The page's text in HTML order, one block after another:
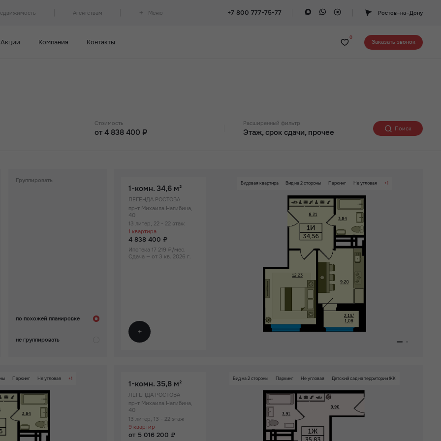
Агентствам Меню +7 800 777-75-77 Ростов–на–Дону
Акции Компания Контакты
0
Заказать звонок
Стоимость
от 4 838 400 ₽
Точная стоимость
4 838 400 5 411 520
Расширенный фильтр
Этаж, срок сдачи, прочее
Кварталы
Кварталы
4
Терраса
Видовая квартира
Собственный спортзал в
Поиск
Группировать
по похожей планировке
не группировать
1-комн. 34,6 м²
ЛЕГЕНДА РОСТОВА
пр-т Михаила Нагибина,
40
13 литер, 22 - 22 этаж
1 квартира
4 838 400 ₽
Ипотека 17 219 ₽/мес.
Сдача — от 3 кв. 2026 г.
+1
Видовая квартира Вид на 2 стороны Паркинг Не угловая
Детский сад на территории ЖК
+1
Паркинг Не угловая
ЖК
1-комн. 35,8 м²
ЛЕГЕНДА РОСТОВА
пр-т Михаила Нагибина,
40
13 литер, 13 - 22 этаж
9 квартир
от 5 016 200 ₽
Вид на 2 стороны Паркинг Не угловая Детский сад на территории ЖК